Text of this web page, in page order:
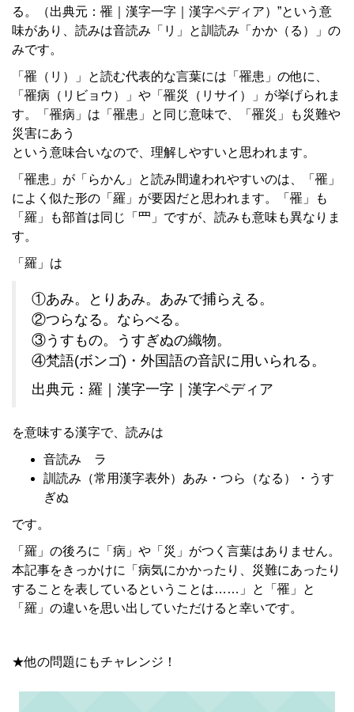
る。（出典元：罹｜漢字一字｜漢字ペディア）”という意
味があり、読みは音読み「リ」と訓読み「かか（る）」の
みです。
「罹（リ）」と読む代表的な言葉には「罹患」の他に、
「罹病（リビョウ）」や「罹災（リサイ）」が挙げられま
す。「罹病」は「罹患」と同じ意味で、「罹災」も災難や
災害にあう
という意味合いなので、理解しやすいと思われます。
「罹患」が「らかん」と読み間違われやすいのは、「罹」
によく似た形の「羅」が要因だと思われます。「罹」も
「羅」も部首は同じ「罒」ですが、読みも意味も異なりま
す。
「羅」は
①あみ。とりあみ。あみで捕らえる。
②つらなる。ならべる。
③うすもの。うすぎぬの織物。
④梵語(ボンゴ)・外国語の音訳に用いられる。
出典元：羅｜漢字一字｜漢字ペディア
を意味する漢字で、読みは
音読み ラ
訓読み（常用漢字表外）あみ・つら（なる）・うす
ぎぬ
です。
「羅」の後ろに「病」や「災」がつく言葉はありません。
本記事をきっかけに「病気にかかったり、災難にあったり
することを表しているということは……」と「罹」と
「羅」の違いを思い出していただけると幸いです。
★他の問題にもチャレンジ！